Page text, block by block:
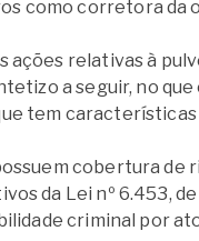
como corretora da
ações relativas à
a seguir, no
tem
cobertura
da Lei nº 6.453,
criminal por